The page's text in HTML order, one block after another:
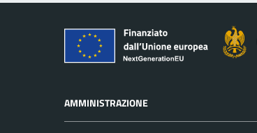
AMMINISTRAZIONE